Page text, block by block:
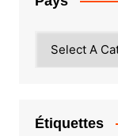
Étiquettes